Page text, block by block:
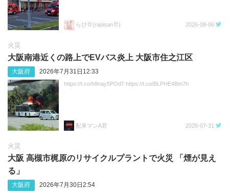
らぴ🐰(rapisan🐰) 2026-08-06
火災
大阪南港近くの路上でEVバス炎上 大阪市住之江区
大阪府 2026年7月31日12:33
https://t.co/h8nay5POd7 https://t.co/BLPHE4Bm7h
配車マンA君 2026-07-31
火災
大阪 高槻市梶原のリサイクルプラントで火災 「煙が見え
る」
大阪府 2026年7月30日2:54